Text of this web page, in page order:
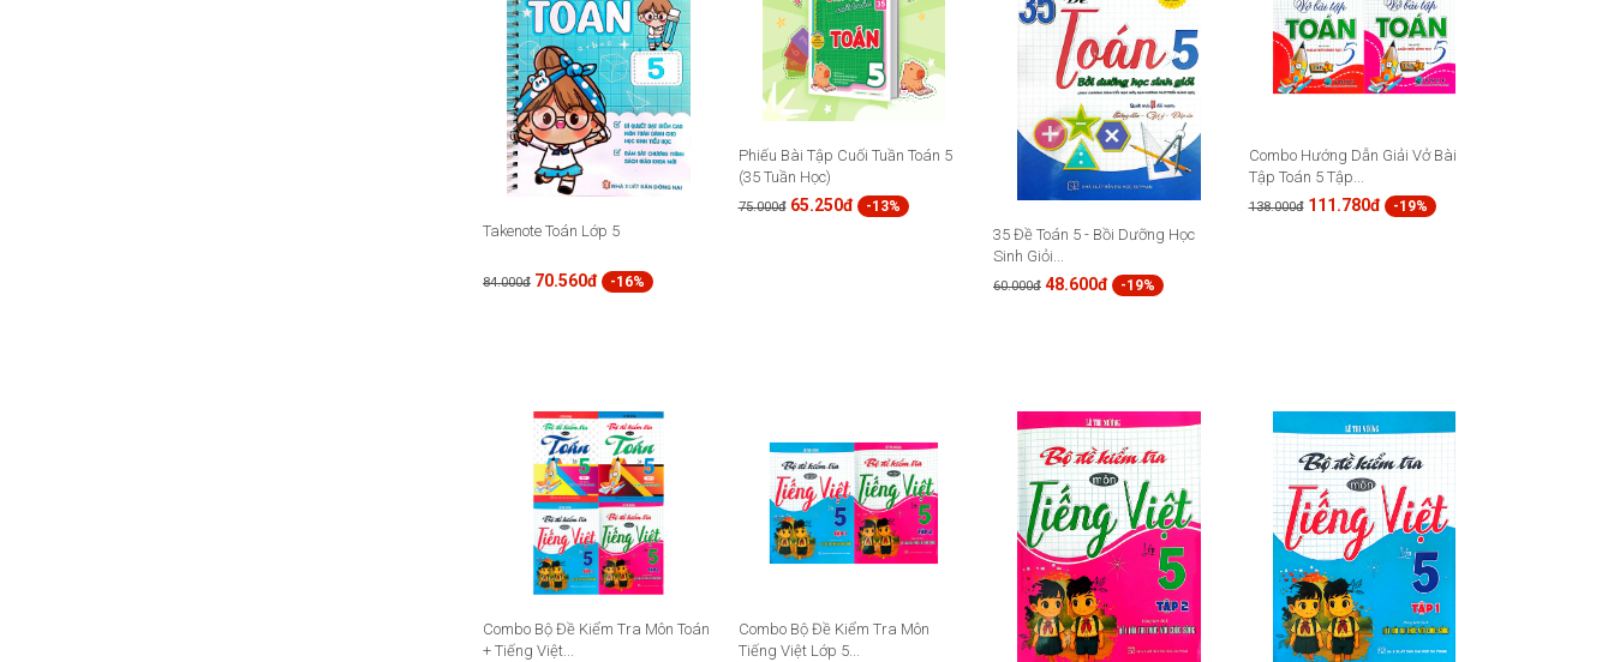
Takenote Toán Lớp 5
84.000đ 70.560đ -16%
Phiếu Bài Tập Cuối Tuần Toán 5
(35 Tuần Học)
75.000đ 65.250đ -13%
35 Đề Toán 5 - Bồi Dưỡng Học
Sinh Giỏi...
60.000đ 48.600đ -19%
Combo Hướng Dẫn Giải Vở Bài
Tập Toán 5 Tập...
138.000đ 111.780đ -19%
Combo Bộ Đề Kiểm Tra Môn Toán
+ Tiếng Việt...
Combo Bộ Đề Kiểm Tra Môn
Tiếng Việt Lớp 5...